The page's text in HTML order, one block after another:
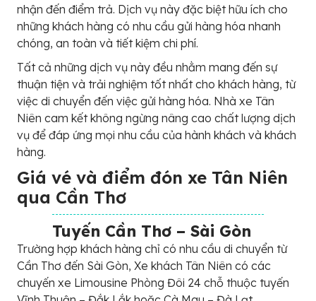
nhận đến điểm trả. Dịch vụ này đặc biệt hữu ích cho
những khách hàng có nhu cầu gửi hàng hóa nhanh
chóng, an toàn và tiết kiệm chi phí.
Tất cả những dịch vụ này đều nhằm mang đến sự
thuận tiện và trải nghiệm tốt nhất cho khách hàng, từ
việc di chuyển đến việc gửi hàng hóa. Nhà xe Tân
Niên cam kết không ngừng nâng cao chất lượng dịch
vụ để đáp ứng mọi nhu cầu của hành khách và khách
hàng.
Giá vé và điểm đón xe Tân Niên
qua Cần Thơ
Tuyến Cần Thơ – Sài Gòn
Trường hợp khách hàng chỉ có nhu cầu di chuyển từ
Cần Thơ đến Sài Gòn, Xe khách Tân Niên có các
chuyến xe Limousine Phòng Đôi 24 chỗ thuộc tuyến